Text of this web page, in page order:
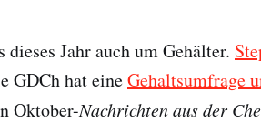
Jahr auch um Gehälter.
GDCh hat eineGehaltsumfrage
Oktober-Nachrichten aus der